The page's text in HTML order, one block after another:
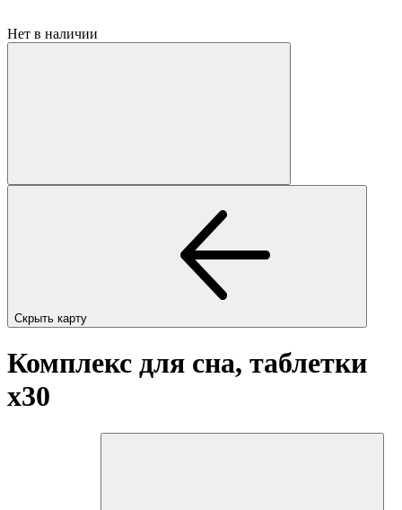
Нет в наличии
Скрыть карту
Комплекс для сна, таблетки
x30